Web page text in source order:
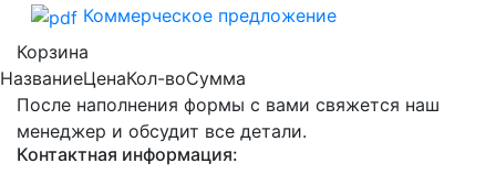
Коммерческое предложение
Корзина
НазваниеЦенаКол-воСумма
После наполнения формы с вами свяжется наш
менеджер и обсудит все детали.
Контактная информация: